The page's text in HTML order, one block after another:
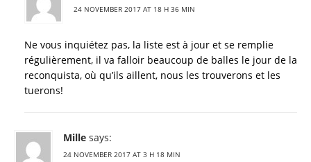
24 NOVEMBER 2017 AT 18 H 36 MIN
Ne vous inquiétez pas, la liste est à jour et se remplie
régulièrement, il va falloir beaucoup de balles le jour de la
reconquista, où qu’ils aillent, nous les trouverons et les
tuerons!
Mille says:
24 NOVEMBER 2017 AT 3 H 18 MIN